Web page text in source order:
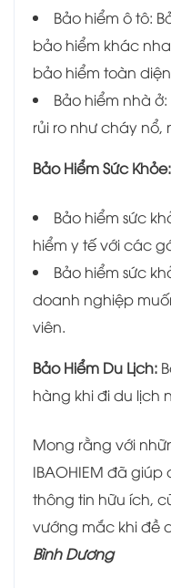
Bảo hiểm ô tô:
bảo hiểm khác
bảo hiểm toàn
Bảo hiểm nhà
rủi ro như cháy nổ,
Bảo Hiểm Sức Khỏe:
Bảo hiểm sức
hiểm y tế với các
Bảo hiểm sức
doanh nghiệp
viên.
Bảo Hiểm Du Lịch:
hàng khi đi du lịch
Mong rằng với
IBAOHIEM đã
thông tin hữu ích,
vướng mắc khi đề
Bình Dương